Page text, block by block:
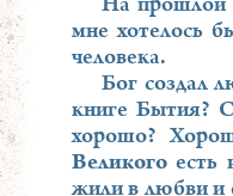
На прошлой
мне хотелось
человека.
Бог создал
книге Бытия?
хорошо?
Великого есть
жили в любви и